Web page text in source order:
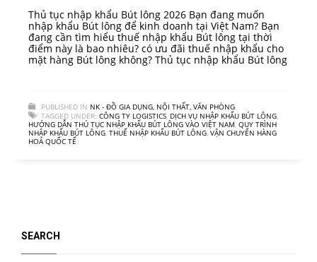
Thủ tục nhập khẩu Bút lông 2026 Bạn đang muốn
nhập khẩu Bút lông để kinh doanh tại Việt Nam? Bạn
đang cần tìm hiểu thuế nhập khẩu Bút lông tại thời
điểm này là bao nhiêu? có ưu đãi thuế nhập khẩu cho
mặt hàng Bút lông không? Thủ tục nhập khẩu Bút lông
PUBLISHED IN NK - ĐỒ GIA DỤNG, NỘI THẤT, VĂN PHÒNG
TAGGED UNDER: CÔNG TY LOGISTICS, DỊCH VỤ NHẬP KHẨU BÚT LÔNG,
HƯỚNG DẪN THỦ TỤC NHẬP KHẨU BÚT LÔNG VÀO VIỆT NAM, QUY TRÌNH
NHẬP KHẨU BÚT LÔNG, THUẾ NHẬP KHẨU BÚT LÔNG, VẬN CHUYỂN HÀNG
HOÁ QUỐC TẾ
SEARCH